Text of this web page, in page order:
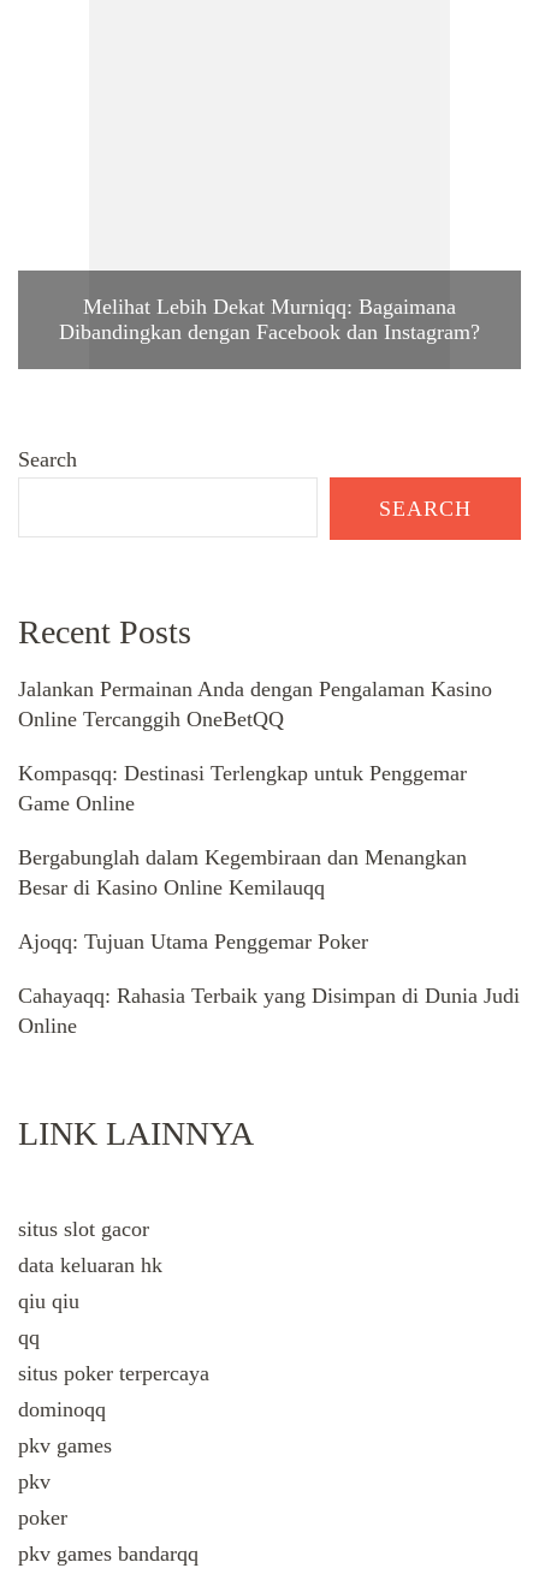
Melihat Lebih Dekat Murniqq: Bagaimana
Dibandingkan dengan Facebook dan Instagram?
Search
SEARCH
Recent Posts
Jalankan Permainan Anda dengan Pengalaman Kasino
Online Tercanggih OneBetQQ
Kompasqq: Destinasi Terlengkap untuk Penggemar
Game Online
Bergabunglah dalam Kegembiraan dan Menangkan
Besar di Kasino Online Kemilauqq
Ajoqq: Tujuan Utama Penggemar Poker
Cahayaqq: Rahasia Terbaik yang Disimpan di Dunia Judi
Online
LINK LAINNYA
situs slot gacor
data keluaran hk
qiu qiu
qq
situs poker terpercaya
dominoqq
pkv games
pkv
poker
pkv games bandarqq